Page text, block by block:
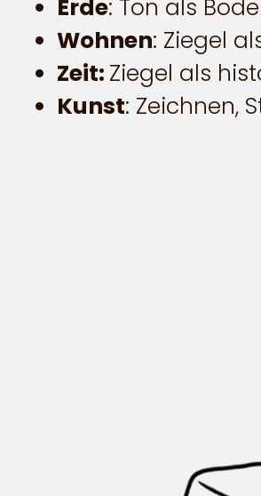
Erde: Ton als
Wohnen: Ziegel
Zeit: Ziegel als
Kunst: Zeichnen,